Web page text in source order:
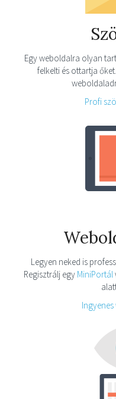
Egy weboldalra olyan
felkelti és ottartja
Profi
Legyen neked is
Regisztrálj egy MiniPortál